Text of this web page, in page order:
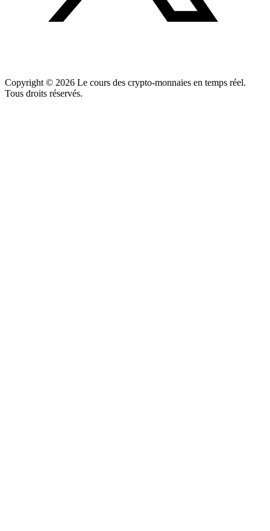
Copyright © 2026 Le cours des crypto-monnaies en temps réel.
Tous droits réservés.